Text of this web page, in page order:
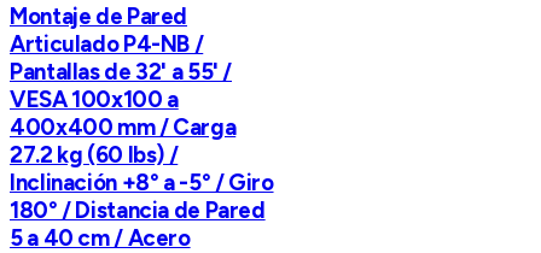
Montaje de Pared
Articulado P4-NB /
Pantallas de 32' a 55' /
VESA 100x100 a
400x400 mm / Carga
27.2 kg (60 lbs) /
Inclinación +8° a -5° / Giro
180° / Distancia de Pared
5 a 40 cm / Acero